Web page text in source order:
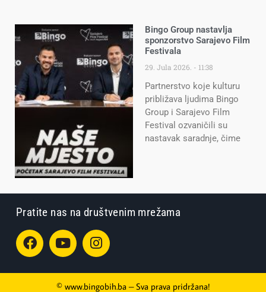
Bingo Group nastavlja
sponzorstvo Sarajevo Film
Festivala
29. Jula 2026. 11:38
Partnerstvo koje kulturu
približava ljudima Bingo
Group i Sarajevo Film
Festival ozvaničili su
nastavak saradnje, čime
Pratite nas na društvenim mrežama
© www.bingobih.ba – Sva prava pridržana!